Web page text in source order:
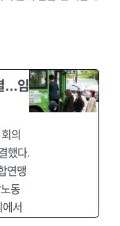
…임
의
했다.
연맹
동
서